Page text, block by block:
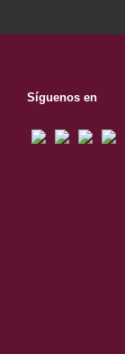
Síguenos en